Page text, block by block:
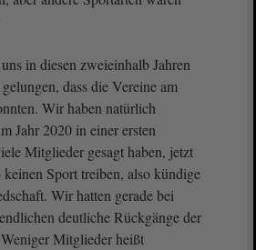
in diesen zweieinhalb Jahren
dass die Vereine am
Wir haben natürlich
Jahr 2020 in einer ersten
Mitglieder gesagt haben, jetzt
Sport treiben, also kündige
Wir hatten gerade bei
deutliche Rückgänge der
Mitglieder heißt